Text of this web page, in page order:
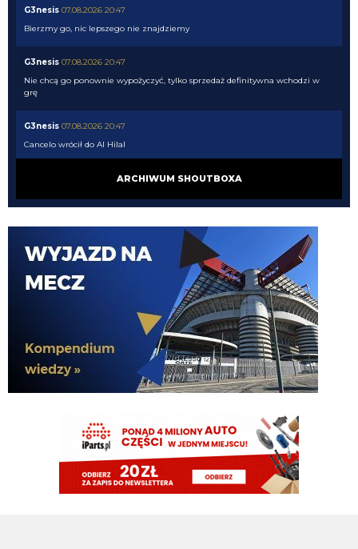
G3nesis 07.08.2026 20:47
Bierzmy go, nic lepszego nie znajdziemy
G3nesis 07.08.2026 20:47
Nie chcą go ponownie wypożyczyć, tylko sprzedaż definitywna wchodzi w
grę
G3nesis 07.08.2026 20:47
Cancelo wrócił do Al Hilal
07.08.2026 19:42
nedzy i rozpaczy
G3nesis
07.08.2026 19:15
Jak tam Adriano, co słychać
G3nesis
07.08.2026 19:15
FENDI_SOSA 07.08.2026 18:56
Adriano ty already dead a nie forever he xd
Adriano_forever 07.08.2026 18:30
mnie też zbanował za danie reakcji haha na jego ostatnie stanowisko które
było ostatnie ostatnim ostatniejsze i najostatniejsze
ARCHIWUM SHOUTBOXA